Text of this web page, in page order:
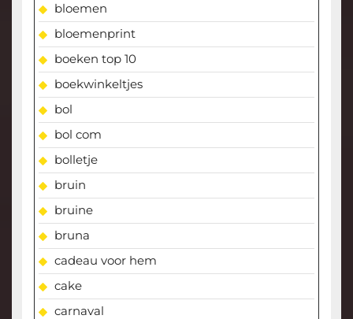
bloemen
bloemenprint
boeken top 10
boekwinkeltjes
bol
bol com
bolletje
bruin
bruine
bruna
cadeau voor hem
cake
carnaval